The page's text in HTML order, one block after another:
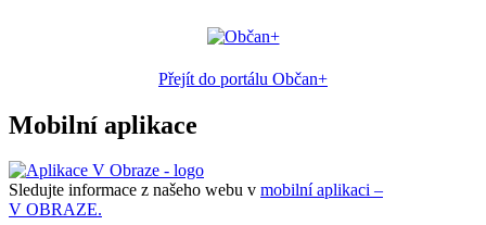
Přejít do portálu Občan+
Mobilní aplikace
Sledujte informace z našeho webu v mobilní aplikaci –
V OBRAZE.